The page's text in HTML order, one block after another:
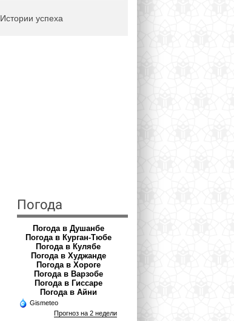
Истории успеха
Погода
Погода в Душанбе
Погода в Курган-Тюбе
Погода в Кулябе
Погода в Худжанде
Погода в Хороге
Погода в Варзобе
Погода в Гиссаре
Погода в Айни
Gismeteo
Прогноз на 2 недели